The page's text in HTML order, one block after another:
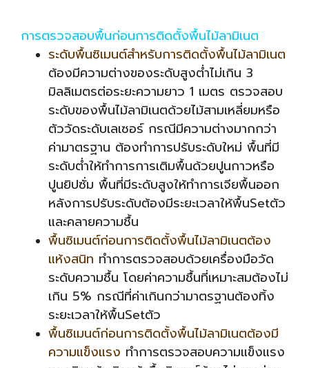
การตรวจสอบพื้นก่อนการติดตั้งพื้นไม้ลามิเนต
ระดับพื้นซิเมนต์สำหรับการติดตั้งพื้นไม้ลามิเนต
ต้องมีความต่างของระดับสูงต่ำไม่เกิน 3
มิลลิเมตรต่อระยะความยาว 1 เมตร ตรวจสอบ
ระดับของพื้นไม้ลามิเนตด้วยไม้สามเหลี่ยมหรือ
ตัววัดระดับเลเซอร์ กรณีมีความต่างมากกว่า
ค่ามาตรฐาน ต้องทำการปรับระดับใหม่ พื้นที่มี
ระดับต่ำให้ทำการการเติมพื้นด้วยปูนกาวหรือ
ปูนยิปซั่ม พื้นที่มีระดับสูงให้ทำการเจียพื้นออก
หลังการปรับระดับต้องมีระยะเวลาให้พื้นSetตัว
และคลายความชื้น
พื้นซิเมนต์ก่อนการติดตั้งพื้นไม้ลามิเนตต้อง
แห้งสนิท ทำการตรวจสอบด้วยเครื่องมือวัด
ระดับความชื้น โดยค่าความชื้นที่เหมาะสมต้องไม่
เกิน 5% กรณีที่ค่าเกินกว่ามาตรฐานต้องทิ้ง
ระยะเวลาให้พื้นSetตัว
พื้นซิเมนต์ก่อนการติดตั้งพื้นไม้ลามิเนตต้องมี
ความแข็งแรง ทำการตรวจสอบความแข็งแรง